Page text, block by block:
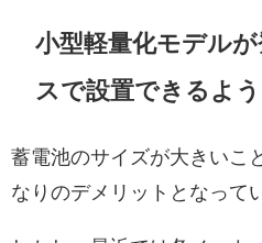
小型軽量化モデル
スで設置できるよ
蓄電池のサイズが大きいこ
なりのデメリットとなって